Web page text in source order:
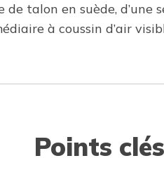
talon en suède,
à coussin d’air
Points